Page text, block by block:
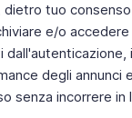
tuo
e/o
degli
senza incorrere